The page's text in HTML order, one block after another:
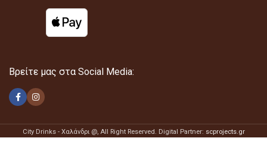
Βρείτε μας στα Social Media:
City Drinks - Χαλάνδρι @, All Right Reserved. Digital Partner: scprojects.gr